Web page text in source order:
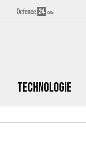
Technologie